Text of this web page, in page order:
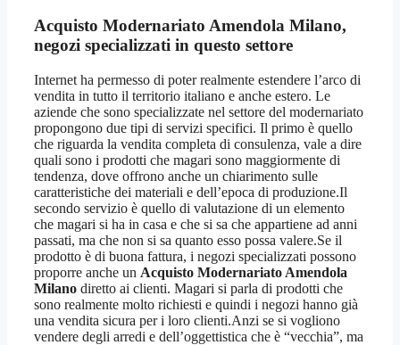
Acquisto Modernariato Amendola Milano,
negozi specializzati in questo settore
Internet ha permesso di poter realmente estendere l’arco di
vendita in tutto il territorio italiano e anche estero. Le
aziende che sono specializzate nel settore del modernariato
propongono due tipi di servizi specifici. Il primo è quello
che riguarda la vendita completa di consulenza, vale a dire
quali sono i prodotti che magari sono maggiormente di
tendenza, dove offrono anche un chiarimento sulle
caratteristiche dei materiali e dell’epoca di produzione.Il
secondo servizio è quello di valutazione di un elemento
che magari si ha in casa e che si sa che appartiene ad anni
passati, ma che non si sa quanto esso possa valere.Se il
prodotto è di buona fattura, i negozi specializzati possono
proporre anche un Acquisto Modernariato Amendola
Milano diretto ai clienti. Magari si parla di prodotti che
sono realmente molto richiesti e quindi i negozi hanno già
una vendita sicura per i loro clienti.Anzi se si vogliono
vendere degli arredi e dell’oggettistica che è “vecchia”, ma